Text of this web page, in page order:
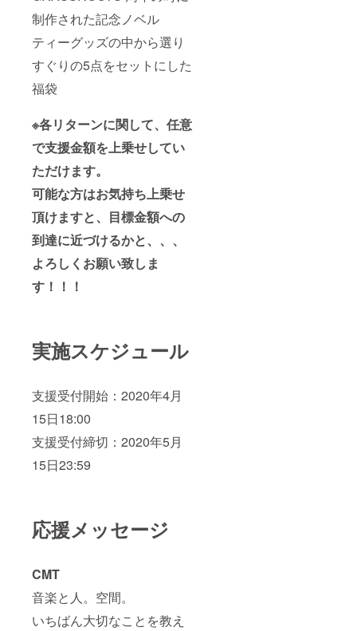
制作された記念ノベル
ティーグッズの中から選り
すぐりの5点をセットにした
福袋
※各リターンに関して、任意
で支援金額を上乗せしてい
ただけます。
可能な方はお気持ち上乗せ
頂けますと、目標金額への
到達に近づけるかと、、、
よろしくお願い致しま
す！！！
実施スケジュール
支援受付開始：2020年4月
15日18:00
支援受付締切：2020年5月
15日23:59
応援メッセージ
CMT
音楽と人。空間。
いちばん大切なことを教え